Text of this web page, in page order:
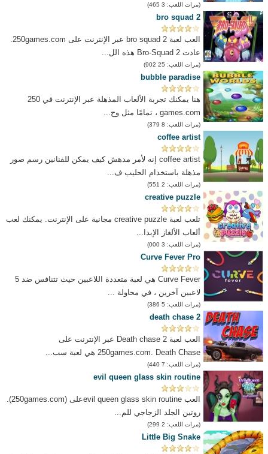
(مرات اللعب: 3 465)
bro squad 2
العب لعبة bro squad 2 عبر الإنترنت على 250games.com.
عادت Bro-Squad 2 هذه الل...
(مرات اللعب: 25 902)
bubble paradise
هنا يمكنك تجربة الألعاب المذهلة عبر الإنترنت في 250
games.com ، تمامًا مثل وح...
(مرات اللعب: 8 379)
coffee artist
coffee artist إنه لأمر مدهش كيف يمكن للفنانين رسم صور
مذهلة باستخدام الحليب ف...
(مرات اللعب: 2 551)
creative puzzle
تلعب لعبة creative puzzle مجانية على الإنترنت. يمكنك لعب
ألعاب الألغاز الإبدا...
(مرات اللعب: 3 000)
Curve Fever Pro
Curve Fever هي لعبة متعددة اللاعبين حيث تتنافس ضد 5
لاعبين آخرين ، في محاولة ...
(مرات اللعب: 5 386)
death chase 2
العب لعبة Death chase 2 عبر الإنترنت على
250games.com. Death Chase هي لعبة سب...
(مرات اللعب: 7 440)
evil queen glass skin routine
العب evil queen glass skin routineعلى (250games.com).
روتين الجلد الزجاجي للم...
(مرات اللعب: 2 299)
Little Big Snake